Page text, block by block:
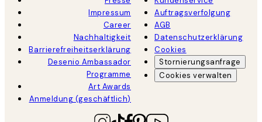
Impressum
Career
Nachhaltigkeit
Barrierefreiheitserklärung
Desenio Ambassador
Programme
Art Awards
Anmeldung (geschäftlich)
Auftragsverfolgung
AGB
Datenschutzerklärung
Cookies
Stornierungsanfrage
Cookies verwalten